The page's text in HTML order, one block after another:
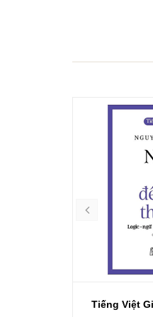
Thuật Ngữ